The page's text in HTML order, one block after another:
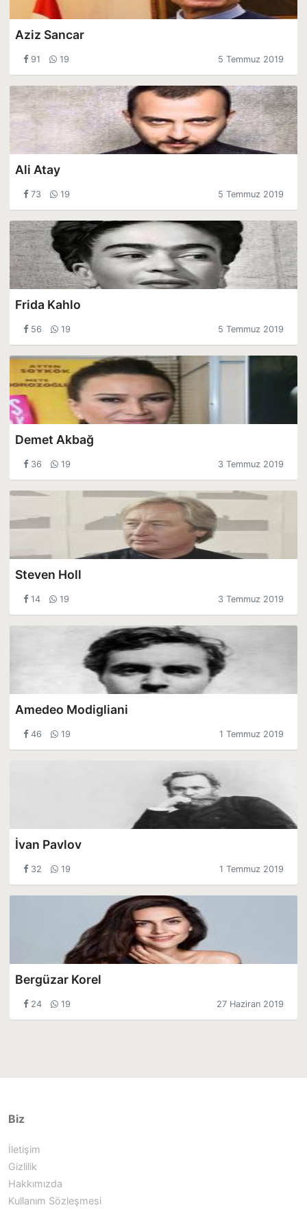
Aziz Sancar
91 19 5 Temmuz 2019
Ali Atay
73 19 5 Temmuz 2019
Frida Kahlo
56 19 5 Temmuz 2019
Demet Akbağ
36 19 3 Temmuz 2019
Steven Holl
14 19 3 Temmuz 2019
Amedeo Modigliani
46 19 1 Temmuz 2019
İvan Pavlov
32 19 1 Temmuz 2019
Bergüzar Korel
24 19 27 Haziran 2019
Biz
İletişim
Gizlilik
Hakkımızda
Kullanım Sözleşmesi